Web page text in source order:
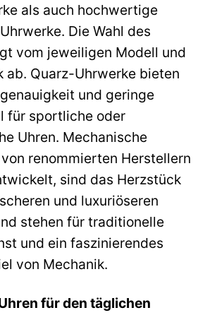
als auch hochwertige
Die Wahl des
vom jeweiligen Modell und
ab. Quarz-Uhrwerke bieten
und geringe
für sportliche oder
Uhren. Mechanische
renommierten Herstellern
sind das Herzstück
und luxuriöseren
stehen für traditionelle
und ein faszinierendes
von Mechanik.
für den täglichen